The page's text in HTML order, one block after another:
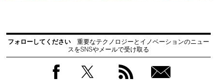
フォローしてください
重要なテクノロジーとイノベーションのニュー
スをSNSやメールで受け取る